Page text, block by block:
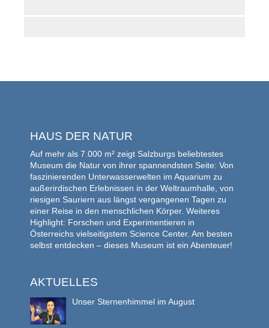
HAUS DER NATUR
Auf mehr als 7.000 m² zeigt Salzburgs beliebtestes
Museum die Natur von ihrer spannendsten Seite: Von
faszinierenden Unterwasserwelten im Aquarium zu
außerirdischen Erlebnissen in der Weltraumhalle, von
riesigen Sauriern aus längst vergangenen Tagen zu
einer Reise in den menschlichen Körper. Weiteres
Highlight: Forschen und Experimentieren in
Österreichs vielseitigstem Science Center. Am besten
selbst entdecken – dieses Museum ist ein Abenteuer!
AKTUELLES
Unser Sternenhimmel im August